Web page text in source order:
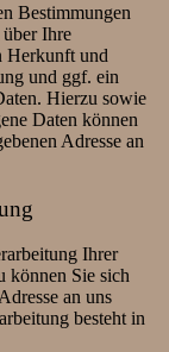
Bestimmungen
Ihre
Herkunft und
und ggf. ein
Hierzu sowie
Daten können
Adresse an
Ihrer
können Sie sich
an uns
besteht in